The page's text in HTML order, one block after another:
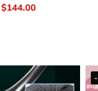
Original
price
$144.00Current